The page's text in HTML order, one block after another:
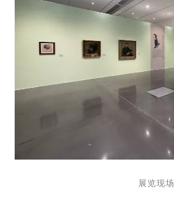
展览现场